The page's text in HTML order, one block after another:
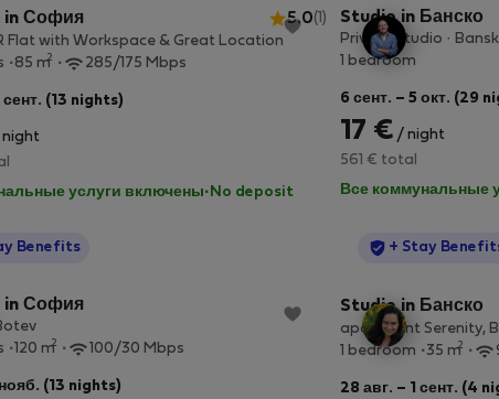
in София 5.0(1)
Flat with Workspace & Great Location
85 m2 285/175 Mbps
сент. (13 nights)
услуги включены· No deposit
Studio in Банско
Private Studio ·
1 bedroom
6 сент. – 5 окт. (29
17 € / night
561 € total
Все коммунальные
Benefits
in София
120 m2 100/30 Mbps
(13 nights)
+ Stay
Studio in Банско
apartment Serenity,
1 bedroom
35 m2
28 авг. – 1 сент. (4